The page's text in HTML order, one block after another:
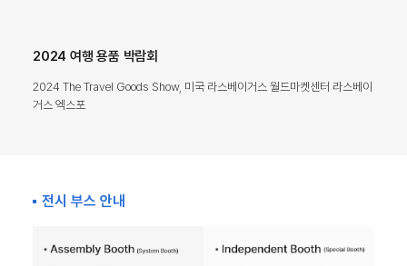
2024 여행 용품 박람회
2024 The Travel Goods Show, 미국 라스베이거스 월드마켓센터 라스베이
거스 엑스포
전시 부스 안내